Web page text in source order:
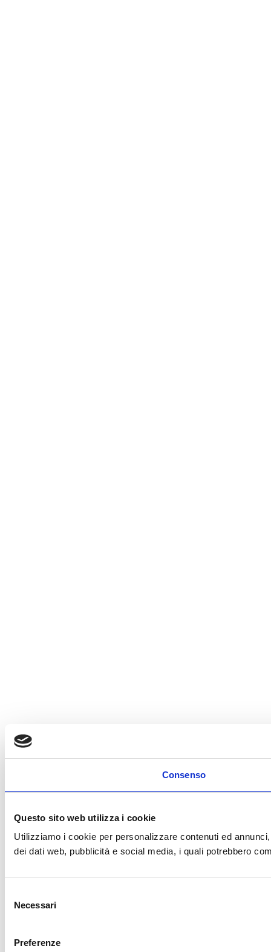
Consenso
Questo sito web utilizza i cookie
Utilizziamo i cookie per personalizzare contenuti ed
dei dati web, pubblicità e social media, i quali potrebbero
delNecessari
Preferenze